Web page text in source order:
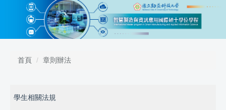
要
首頁 章則辦法
學生相關法規